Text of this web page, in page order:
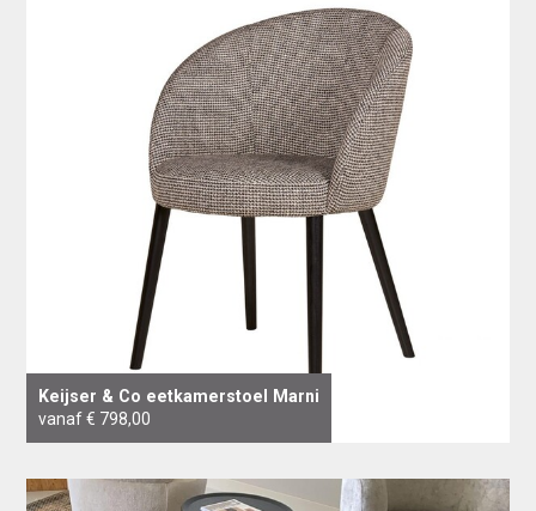
Keijser & Co eetkamerstoel Marni
vanaf € 798,00